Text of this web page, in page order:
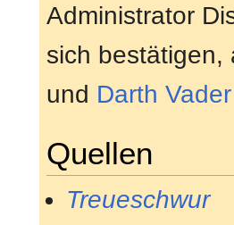
Administrator
sich bestätigen,
und Darth Vader
Quellen
Treueschwur